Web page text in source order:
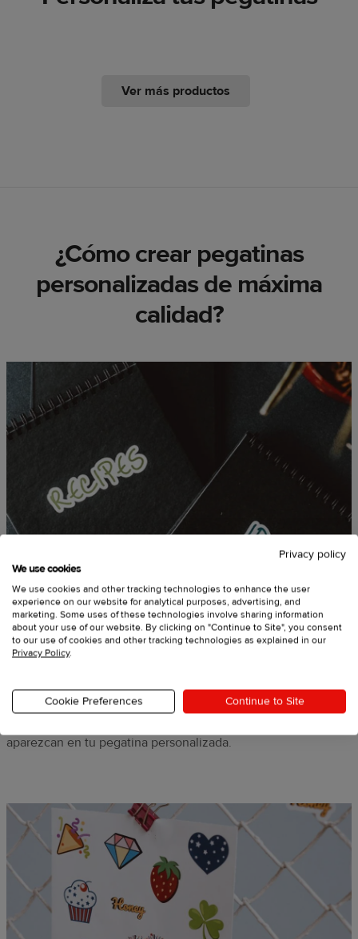
Ver más productos
¿Cómo crear pegatinas
personalizadas de máxima
calidad?
Usa nuestra guía para archivos de
impresión
garantizar un diseño nítido. Como último paso en el proceso
aparezcan en tu pegatina personalizada.
Privacy policy
We use cookies
We use cookies and other tracking technologies to enhance the user
experience on our website for analytical purposes, advertising, and
marketing. Some uses of these technologies involve sharing information
about your use of our website. By clicking on "Continue to Site", you consent
to our use of cookies and other tracking technologies as explained in our
Privacy Policy.
Cookie Preferences Continue to Site